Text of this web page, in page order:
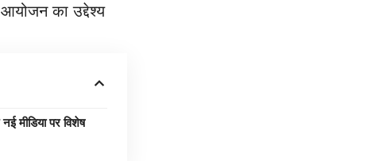
का उद्देश्य
पर विशेष